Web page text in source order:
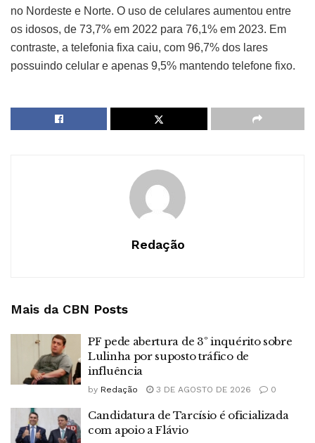
no Nordeste e Norte. O uso de celulares aumentou entre
os idosos, de 73,7% em 2022 para 76,1% em 2023. Em
contraste, a telefonia fixa caiu, com 96,7% dos lares
possuindo celular e apenas 9,5% mantendo telefone fixo.
Redação
Mais da CBN Posts
PF pede abertura de 3º inquérito sobre
Lulinha por suposto tráfico de
influência
by Redação 3 DE AGOSTO DE 2026 0
Candidatura de Tarcísio é oficializada
com apoio a Flávio